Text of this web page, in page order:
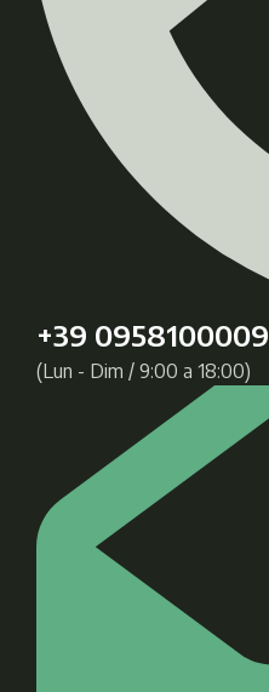
+39 0958100009
(Lun - Dim / 9:00 a 18:00)